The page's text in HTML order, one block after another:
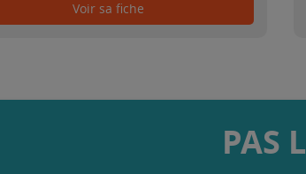
Voir sa fiche
PAS